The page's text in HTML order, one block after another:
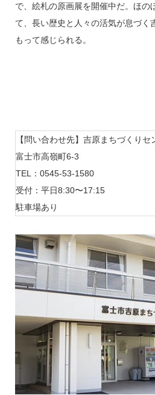
で、絵札の原画展を開催中だ。ほの
て、長い歴史と人々の活気が息づく
もって感じられる。
【問い合わせ先】吉原まちづくりセ
富士市高嶺町6-3
TEL：0545-53-1580
受付：平日8:30〜17:15
駐車場あり